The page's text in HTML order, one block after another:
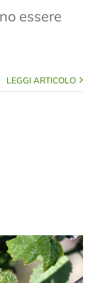
essere
LEGGI ARTICOLO